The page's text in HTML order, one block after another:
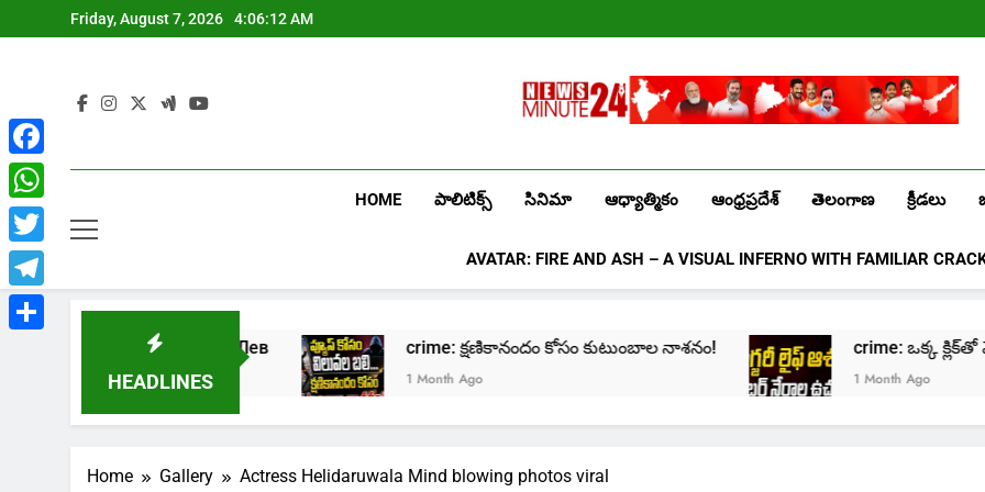
to
Friday, August 7, 2026 4:06:14 AM
2025
Newsminute24
HOME పాలిటిక్స్ సినిమా ఆధ్యాత్మికం ఆంధ్రప్రదేశ్ తెలంగాణ క్రీడలు
AVATAR: FIRE AND ASH – A VISUAL INFERNO WITH FAMILIAR
HEADLINES
crime: క్షణికానందం కోసం కుటుంబాల నాశనం! crime: ఒక్క క్లిక్‌తో మొదలై… జీవితాన్ని
Home Gallery Actress Helidaruwala Mind blowing photos viral
Facebook
WhatsApp
Twitter
Telegram